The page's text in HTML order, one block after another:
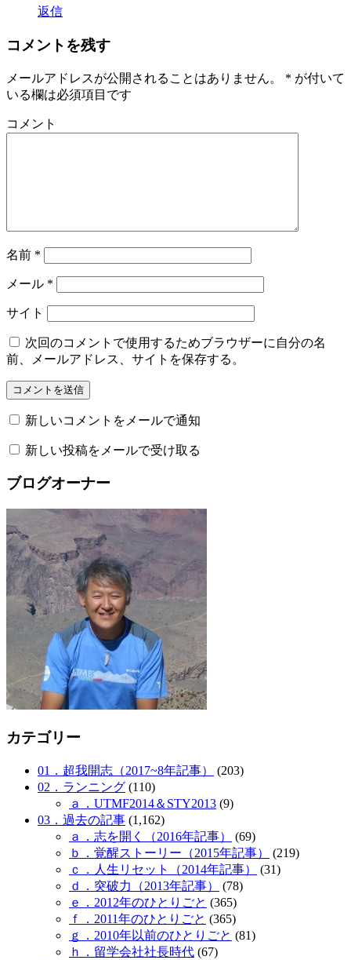
返信
コメントを残す
メールアドレスが公開されることはありません。 * が付いて
いる欄は必須項目です
コメント
名前 *
メール *
サイト
次回のコメントで使用するためブラウザーに自分の名
前、メールアドレス、サイトを保存する。
新しいコメントをメールで通知
新しい投稿をメールで受け取る
ブログオーナー
カテゴリー
01．超我開志（2017~8年記事）
(203)
02．ランニング (110)
ａ．UTMF2014＆STY2013 (9)
03．過去の記事 (1,162)
ａ．志を開く（2016年記事）
(69)
ｂ．覚醒ストーリー（2015年記事）
(219)
ｃ．人生リセット（2014年記事）
(31)
ｄ．突破力（2013年記事）
(78)
ｅ．2012年のひとりごと (365)
ｆ．2011年のひとりごと (365)
ｇ．2010年以前のひとりごと (81)
ｈ．留学会社社長時代 (67)